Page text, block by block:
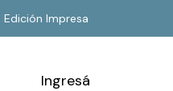
Edición Impresa
Ingresá